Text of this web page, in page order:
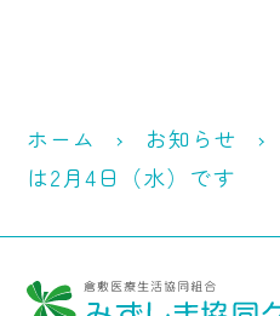
ホーム お知らせ
は2月4日（水）です